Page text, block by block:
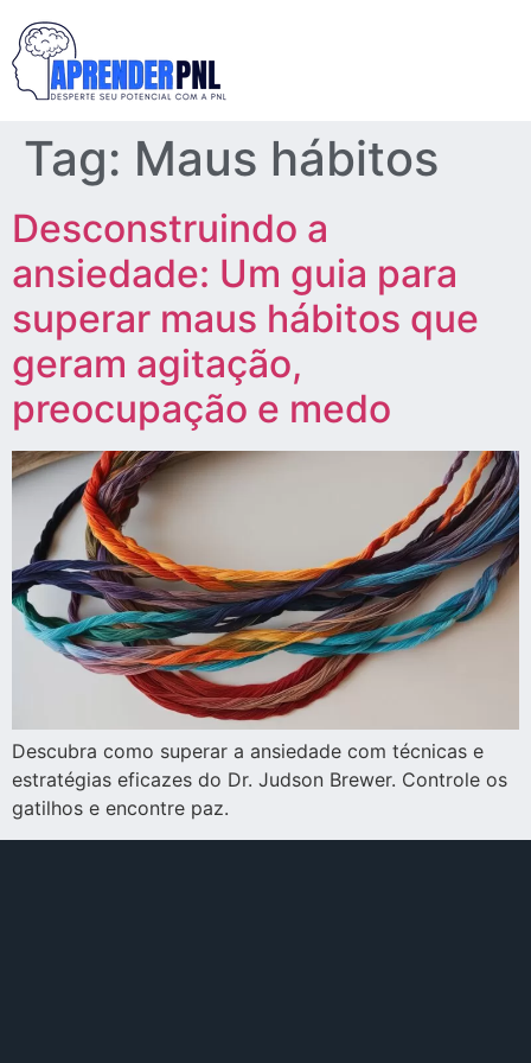
Tag: Maus hábitos
Desconstruindo a
ansiedade: Um guia para
superar maus hábitos que
geram agitação,
preocupação e medo
Descubra como superar a ansiedade com técnicas e
estratégias eficazes do Dr. Judson Brewer. Controle os
gatilhos e encontre paz.